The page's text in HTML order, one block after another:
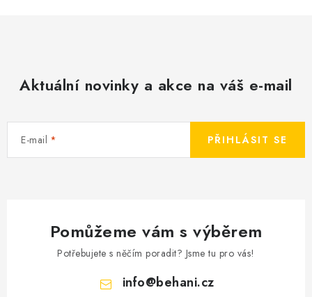
Aktuální novinky a akce na váš e-mail
E-mail PŘIHLÁSIT SE
Pomůžeme vám s výběrem
Potřebujete s něčím poradit? Jsme tu pro vás!
info@behani.cz